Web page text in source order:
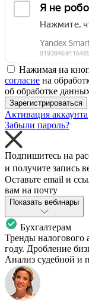
Нажимая на
согласие на
об обработке
Зарегистрироваться
Активация аккаунта
Забыли пароль?
Подпишитесь на
и получите запись
Оставьте email и
вам на почту
Показать вебинары
Бухгалтерам
Тренды налогового
году. Дробление
Анализ судебной и